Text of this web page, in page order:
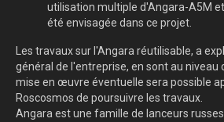
utilisation multiple d'Angara-A5M
été envisagée dans ce projet.
Les travaux sur l'Angara réutilisable, a
général de l'entreprise, en sont au niveau
mise en œuvre éventuelle sera possible
Roscosmos de poursuivre les travaux.
Angara est une famille de lanceurs